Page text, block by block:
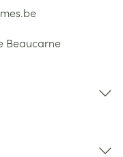
Beaucarne